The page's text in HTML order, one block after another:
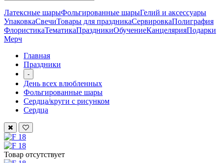
Латексные шарыФольгированные шарыГелий и аксессуары
УпаковкаСвечиТовары для праздникаСервировкаПолиграфия
ФлористикаТематикаПраздникиОбучениеКанцелярияПодарки
Мерч
Главная
Праздники
-
День всех влюбленных
Фольгированные шары
Сердца/круги с рисунком
Сердца
Товар отсутствует